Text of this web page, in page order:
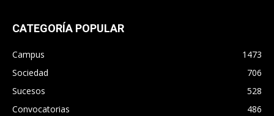
CATEGORÍA POPULAR
Campus
1473
Sociedad
706
Sucesos
528
Convocatorias
486